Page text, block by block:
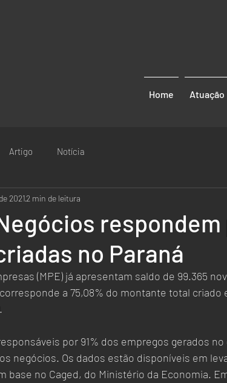
Home Atuação
Artigo Notícia
respondem
no Paraná
20212 min de leitura
a 75,08% do montante total criado
por 91% dos empregos gerados no
negócios. Os dados estão disponíveis em
base no Caged, do Ministério da Economia.